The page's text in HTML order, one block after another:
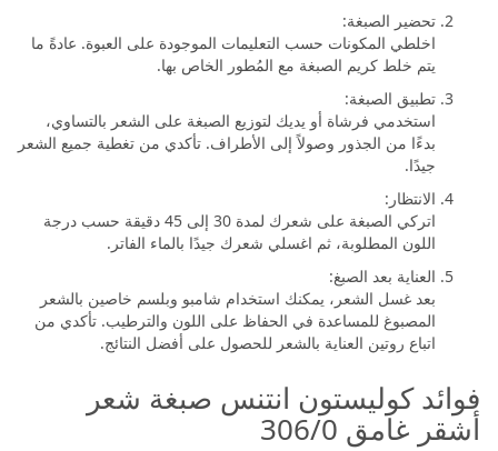
تحضير الصبغة:
اخلطي المكونات حسب التعليمات الموجودة على العبوة. عادةً ما
يتم خلط كريم الصبغة مع المُطور الخاص بها.
تطبيق الصبغة:
استخدمي فرشاة أو يديك لتوزيع الصبغة على الشعر بالتساوي،
بدءًا من الجذور وصولاً إلى الأطراف. تأكدي من تغطية جميع الشعر
جيدًا.
الانتظار:
اتركي الصبغة على شعرك لمدة 30 إلى 45 دقيقة حسب درجة
اللون المطلوبة، ثم اغسلي شعرك جيدًا بالماء الفاتر.
العناية بعد الصبغ:
بعد غسل الشعر، يمكنك استخدام شامبو وبلسم خاصين بالشعر
المصبوغ للمساعدة في الحفاظ على اللون والترطيب. تأكدي من
اتباع روتين العناية بالشعر للحصول على أفضل النتائج.
فوائد كوليستون انتنس صبغة شعر
أشقر غامق 306/0